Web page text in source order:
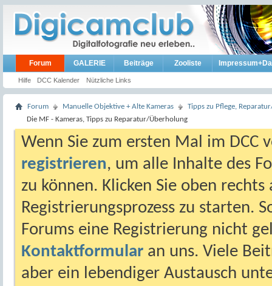
Forum
Hilfe DCC Kalender Nützliche Links
GALERIE Beiträge Zooliste
Forum Manuelle Objektive + Alte Kameras
Tipps zu Pflege,
Die MF - Kameras, Tipps zu Reparatur/Überholung
Wenn Sie zum ersten Mal im DCC
registrieren, um alle Inhalte des
zu können. Klicken Sie oben
Registrierungsprozess zu starten.
Forums eine Registrierung nicht
Kontaktformular an uns. Viele
aber ein lebendiger Austausch